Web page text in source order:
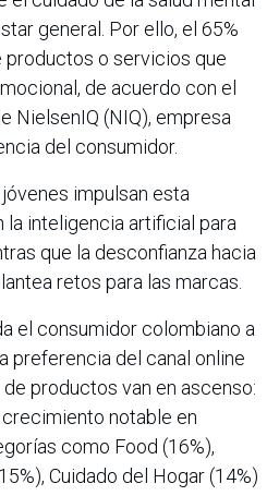
general. Por ello, el 65%
o servicios que
de acuerdo con el
NielsenIQ (NIQ), empresa
del consumidor.
impulsan esta
la inteligencia artificial para
que la desconfianza hacia
retos para las marcas.
el consumidor colombiano a
preferencia del canal online
productos van en ascenso:
notable en
como Food (16%),
Cuidado del Hogar (14%)